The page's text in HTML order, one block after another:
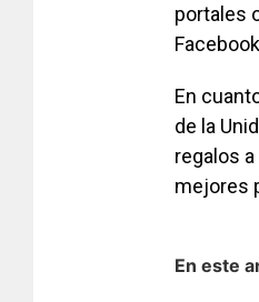
portales
En
de la
regalos
mejores
En este